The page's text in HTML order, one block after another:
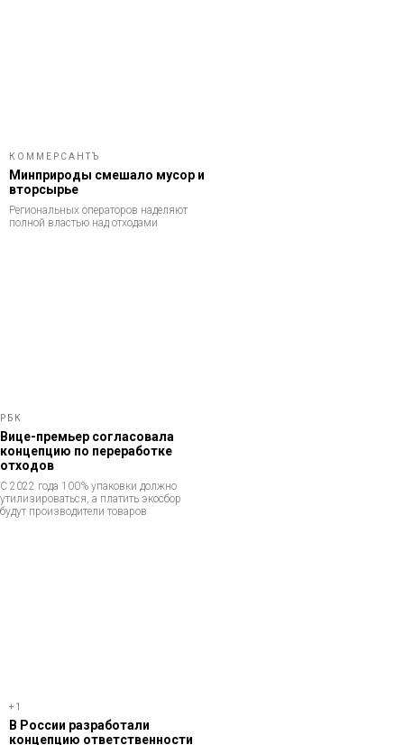
КОММЕРСАНТЪ
Минприроды смешало мусор и
вторсырье
Региональных операторов наделяют
полной властью над отходами
РБК
Вице-премьер согласовала
концепцию по переработке
отходов
С 2022 года 100% упаковки должно
утилизироваться, а платить экосбор
будут производители товаров
+1
В России разработали
концепцию ответственности